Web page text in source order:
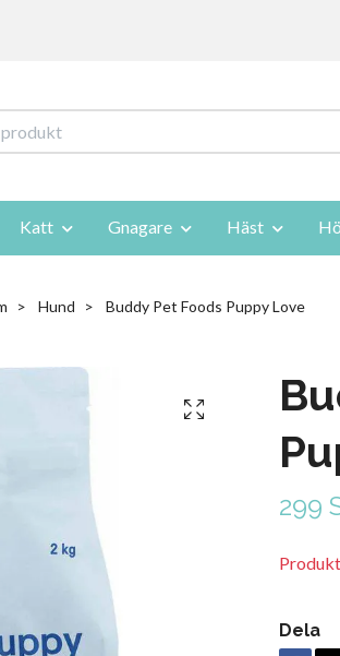
Katt Gnagare Häst
Hund Buddy Pet Foods Puppy Love
299
Dela